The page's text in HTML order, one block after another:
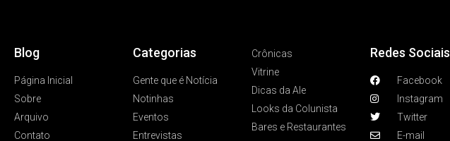
Blog
Página Inicial
Sobre
Arquivo
Contato
Categorias
Gente que é Notícia
Notinhas
Eventos
Entrevistas
Crônicas
Vitrine
Dicas da Ale
Looks da Colunista
Bares e Restaurantes
Redes Sociais
Facebook
Instagram
Twitter
E-mail